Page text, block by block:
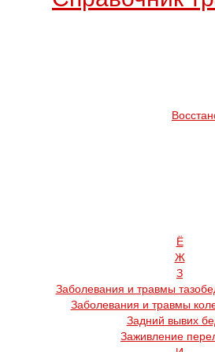
Ё
Ж
З
Заболевания и травмы
Заболевания и травмы
Задний вывих
Заживление